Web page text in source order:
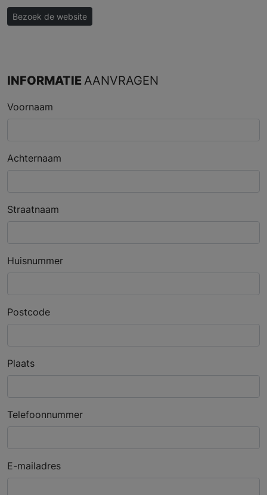
Bezoek de website
INFORMATIEAANVRAGEN
Voornaam
Achternaam
Straatnaam
Huisnummer
Postcode
Plaats
Telefoonnummer
E-mailadres